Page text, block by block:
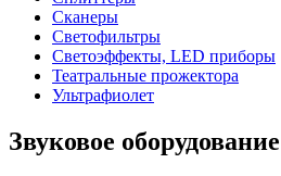
Сканеры
Светофильтры
Светоэффекты, LED приборы
Театральные прожектора
Ультрафиолет
Звуковое оборудование